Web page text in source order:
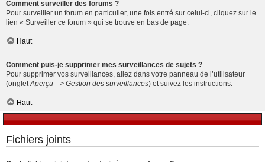
Comment surveiller des forums ?
Pour surveiller un forum en particulier, une fois entré sur celui-ci, cliquez sur le
lien « Surveiller ce forum » qui se trouve en bas de page.
Haut
Comment puis-je supprimer mes surveillances de sujets ?
Pour supprimer vos surveillances, allez dans votre panneau de l’utilisateur
(onglet Aperçu --> Gestion des surveillances) et suivez les instructions.
Haut
Fichiers joints